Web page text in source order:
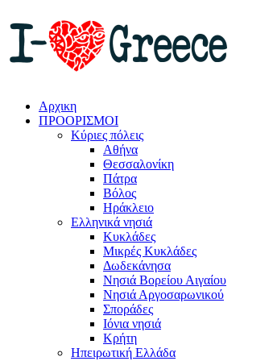
Αρχικη
ΠΡΟΟΡΙΣΜΟΙ
Κύριες πόλεις
Αθήνα
Θεσσαλονίκη
Πάτρα
Βόλος
Ηράκλειο
Ελληνικά νησιά
Κυκλάδες
Μικρές Κυκλάδες
Δωδεκάνησα
Νησιά Βορείου Αιγαίου
Νησιά Αργοσαρωνικού
Σποράδες
Ιόνια νησιά
Κρήτη
Ηπειρωτική Ελλάδα